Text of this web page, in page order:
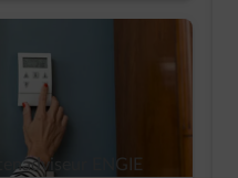
ENGIE